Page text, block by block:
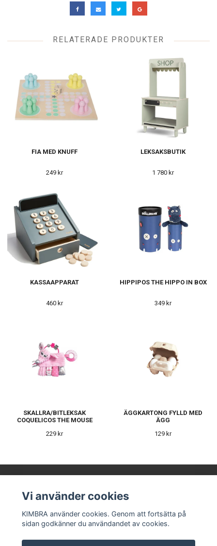
RELATERADE PRODUKTER
FIA MED KNUFF
249 kr
LEKSAKSBUTIK
1 780 kr
KASSAAPPARAT
460 kr
HIPPIPOS THE HIPPO IN BOX
349 kr
SKALLRA/BITLEKSAK
COQUELICOS THE MOUSE
229 kr
ÄGGKARTONG FYLLD MED
ÄGG
129 kr
KIMBRA AB
Våra leverantörer
Köpvillkor
Vi använder cookies
KIMBRA använder cookies. Genom att fortsätta på
sidan godkänner du användandet av cookies.